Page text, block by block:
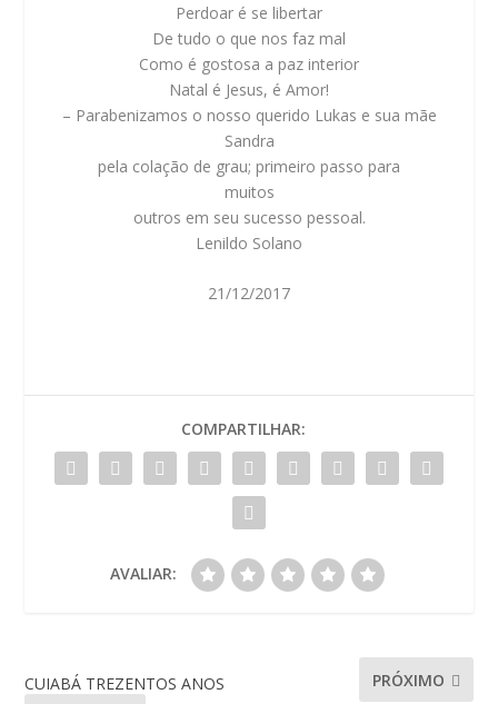
Perdoar é se libertar
De tudo o que nos faz mal
Como é gostosa a paz interior
Natal é Jesus, é Amor!
– Parabenizamos o nosso querido Lukas e sua mãe
Sandra
pela colação de grau; primeiro passo para
muitos
outros em seu sucesso pessoal.
Lenildo Solano
21/12/2017
COMPARTILHAR:
AVALIAR:
CUIABÁ TREZENTOS ANOS
PRÓXIMO